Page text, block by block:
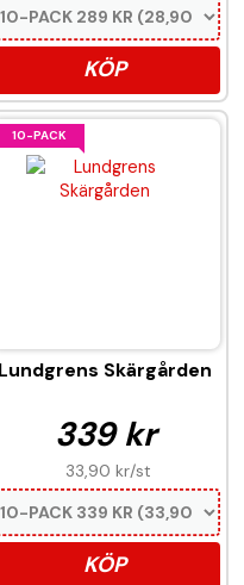
KÖP
10-PACK
Lundgrens Skärgården
339 kr
33,90 kr/st
KÖP